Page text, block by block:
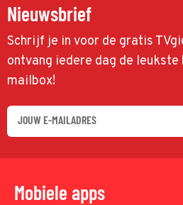
Nieuwsbrief
Schrijf je in voor de gratis
ontvang iedere dag de
mailbox!
Mobiele apps